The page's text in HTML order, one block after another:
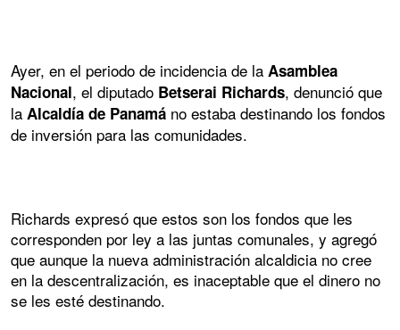
Ayer, en el periodo de incidencia de la Asamblea
Nacional, el diputado Betserai Richards, denunció que
la Alcaldía de Panamá no estaba destinando los fondos
de inversión para las comunidades.
Richards expresó que estos son los fondos que les
corresponden por ley a las juntas comunales, y agregó
que aunque la nueva administración alcaldicia no cree
en la descentralización, es inaceptable que el dinero no
se les esté destinando.